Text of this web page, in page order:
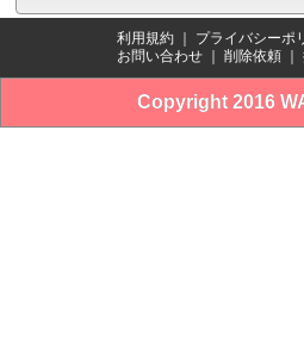
利用規約 ｜ プライバシーポ
お問い合わせ ｜ 削除依頼 ｜
Copyright 2016